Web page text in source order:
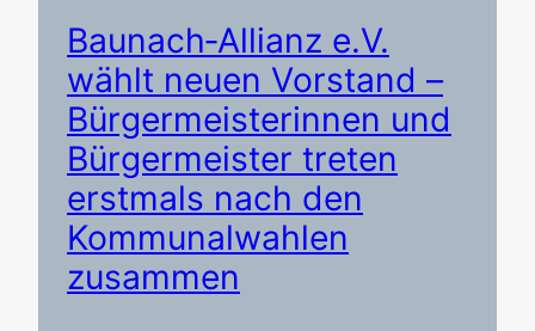
Baunach‑Allianz e.V.
wählt neuen Vorstand –
Bürgermeisterinnen und
Bürgermeister treten
erstmals nach den
Kommunalwahlen
zusammen